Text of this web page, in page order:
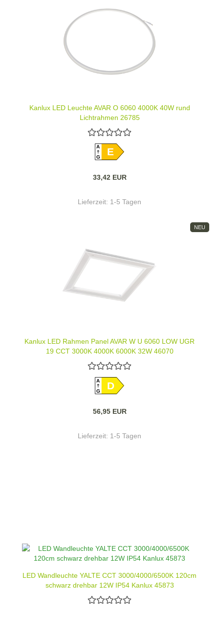
Kanlux LED Leuchte AVAR O 6060 4000K 40W rund
Lichtrahmen 26785
A
GE
33,42 EUR
Lieferzeit: 1-5 Tagen
NEU
Kanlux LED Rahmen Panel AVAR W U 6060 LOW UGR
19 CCT 3000K 4000K 6000K 32W 46070
A
GD
56,95 EUR
Lieferzeit: 1-5 Tagen
LED Wandleuchte YALTE CCT 3000/4000/6500K 120cm
schwarz drehbar 12W IP54 Kanlux 45873